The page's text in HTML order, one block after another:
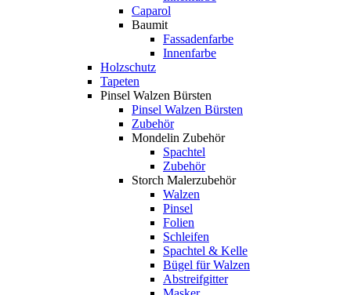
Caparol
Baumit
Fassadenfarbe
Innenfarbe
Holzschutz
Tapeten
Pinsel Walzen Bürsten
Pinsel Walzen Bürsten
Zubehör
Mondelin Zubehör
Spachtel
Zubehör
Storch Malerzubehör
Walzen
Pinsel
Folien
Schleifen
Spachtel & Kelle
Bügel für Walzen
Abstreifgitter